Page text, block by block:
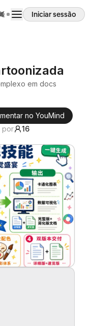
Iniciar sessão
em docs
no YouMind
por
16